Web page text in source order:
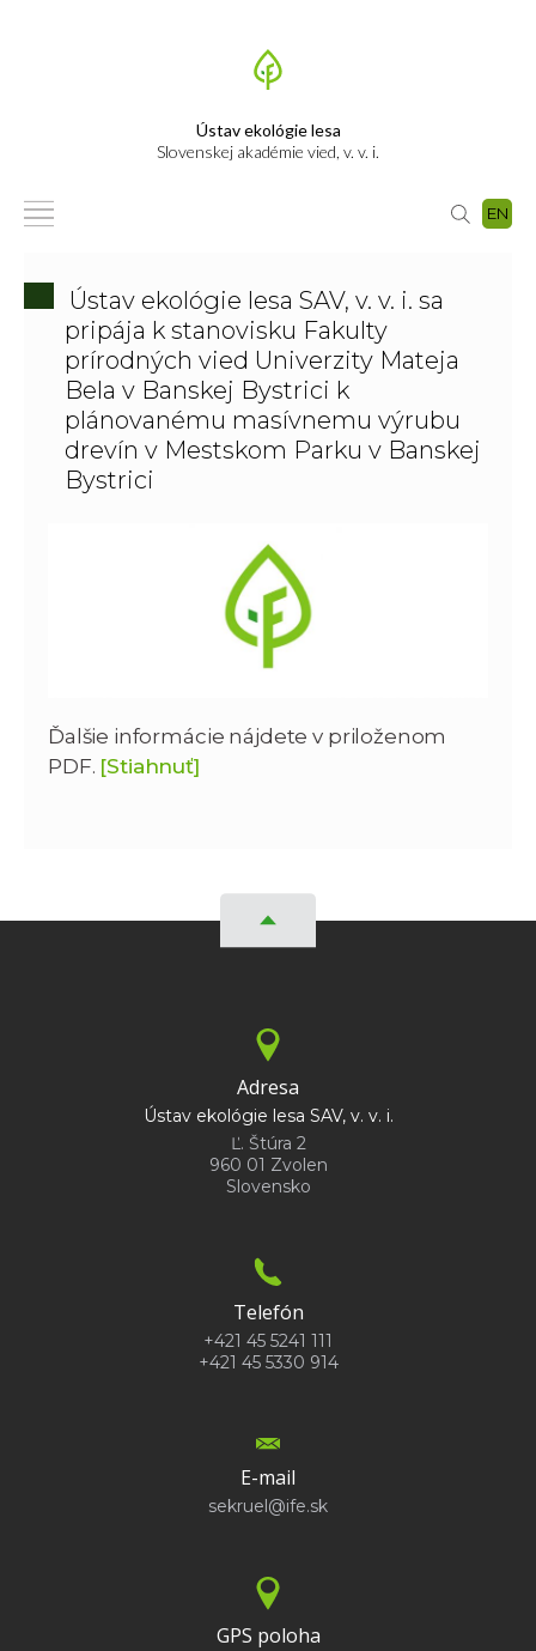
Ústav ekológie lesa
Slovenskej akadémie vied, v. v. i.
EN
Ústav ekológie lesa SAV, v. v. i. sa
pripája k stanovisku Fakulty
prírodných vied Univerzity Mateja
Bela v Banskej Bystrici k
plánovanému masívnemu výrubu
drevín v Mestskom Parku v Banskej
Bystrici
Ďalšie informácie nájdete v priloženom
PDF. [Stiahnuť]
Adresa
Ústav ekológie lesa SAV, v. v. i.
Ľ. Štúra 2
960 01 Zvolen
Slovensko
Telefón
+421 45 5241 111
+421 45 5330 914
E-mail
sekruel@ife.sk
GPS poloha